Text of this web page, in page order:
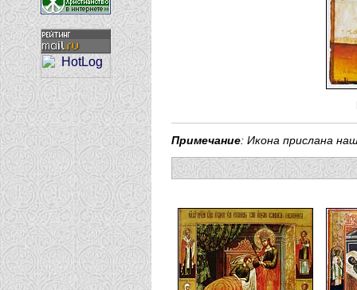
Примечание: Икона прислана